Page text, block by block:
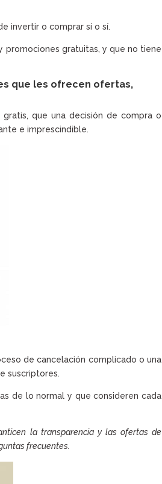
invertir o comprar sí o sí.
promociones gratuitas, y que no tiene
que les ofrecen ofertas,
que una decisión de compra o
e imprescindible.
de cancelación complicado o una
suscriptores.
de lo normal y que consideren cada
la transparencia y las ofertas de
frecuentes.